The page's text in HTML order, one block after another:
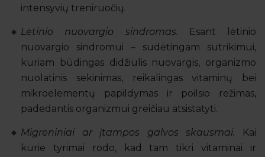
intensyvių treniruočių.
Lėtinio nuovargio sindromas. Esant lėtinio
nuovargio sindromui – sudėtingam sutrikimui,
kuriam būdingas didžiulis nuovargis, organizmo
nuolatinis sekinimas, reikalingas vitaminų bei
mikroelementų papildymas ir poilsio režimas,
padedantis organizmui greičiau atsistatyti.
Migreniniai ar įtampos galvos skausmai. Kai
kurie tyrimai rodo, kad tam tikri vitaminai ir